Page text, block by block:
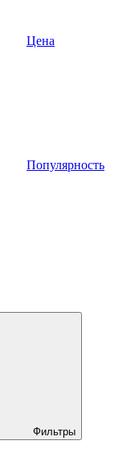
Цена
Популярность
Фильтры